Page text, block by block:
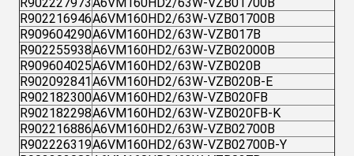
R902216946A6VM160HD2/63W-VZB01700B
R909604290A6VM160HD2/63W-VZB017B
R902255938A6VM160HD2/63W-VZB02000B
R909604025A6VM160HD2/63W-VZB020B
R902092841A6VM160HD2/63W-VZB020B-E
R902182300A6VM160HD2/63W-VZB020FB
R902182298A6VM160HD2/63W-VZB020FB-K
R902216886A6VM160HD2/63W-VZB02700B
R902226319A6VM160HD2/63W-VZB02700B-Y